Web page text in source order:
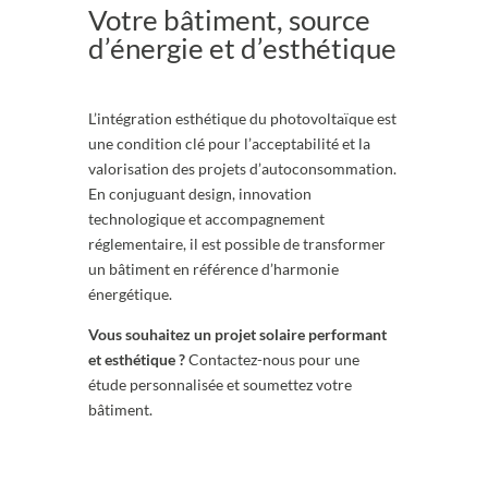
Votre bâtiment, source
d’énergie et d’esthétique
L’intégration esthétique du photovoltaïque est
une condition clé pour l’acceptabilité et la
valorisation des projets d’autoconsommation.
En conjuguant design, innovation
technologique et accompagnement
réglementaire, il est possible de transformer
un bâtiment en référence d’harmonie
énergétique.
Vous souhaitez un projet solaire performant
et esthétique ?Contactez-nous pour une
étude personnalisée et soumettez votre
bâtiment.